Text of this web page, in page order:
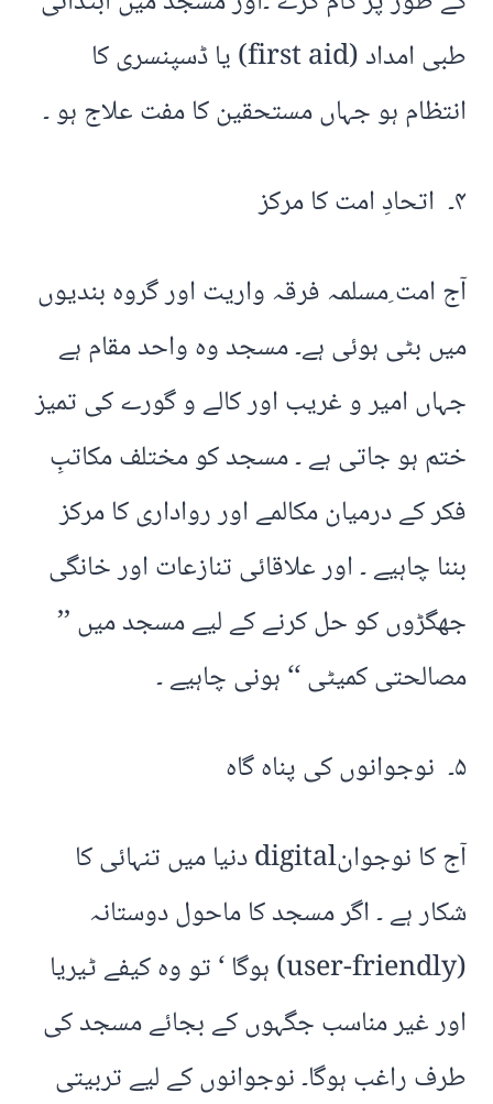
طبی امداد (first aid) یا ڈسپنسری کا
انتظام ہو جہاں مستحقین کا مفت علاج ہو ۔
۴۔ اتحادِ امت کا مرکز
آج امت ِمسلمہ فرقہ واریت اور گروہ بندیوں
میں بٹی ہوئی ہے۔ مسجد وہ واحد مقام ہے
جہاں امیر و غریب اور کالے و گورے کی تمیز
ختم ہو جاتی ہے ۔ مسجد کو مختلف مکاتبِ
فکر کے درمیان مکالمے اور رواداری کا مرکز
بننا چاہیے ۔ اور علاقائی تنازعات اور خانگی
جھگڑوں کو حل کرنے کے لیے مسجد میں ’’
مصالحتی کمیٹی ‘‘ ہونی چاہیے ۔
۵۔ نوجوانوں کی پناہ گاہ
آج کا نوجوانdigital دنیا میں تنہائی کا
شکار ہے ۔ اگر مسجد کا ماحول دوستانہ
(user-friendly) ہوگا ‘ تو وہ کیفے ٹیریا
اور غیر مناسب جگہوں کے بجائے مسجد کی
طرف راغب ہوگا۔ نوجوانوں کے لیے تربیتی